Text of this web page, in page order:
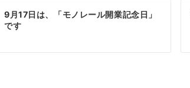
9月17日は、「モノレール開業記念日」
です